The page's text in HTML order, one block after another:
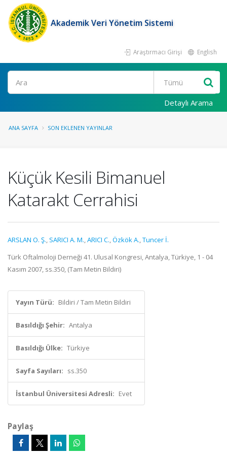
Akademik Veri Yönetim Sistemi
Araştırmacı Girişi English
Ara
Detaylı Arama
ANA SAYFA SON EKLENEN YAYINLAR
Küçük Kesili Bimanuel
Katarakt Cerrahisi
ARSLAN O. Ş., SARICI A. M.,ARICI C.,Özkök A.,Tuncer İ.
Türk Oftalmoloji Derneği 41. Ulusal Kongresi, Antalya, Türkiye, 1 - 04
Kasım 2007, ss.350, (Tam Metin Bildiri)
Yayın Türü: Bildiri / Tam Metin Bildiri
Basıldığı Şehir: Antalya
Basıldığı Ülke: Türkiye
Sayfa Sayıları: ss.350
İstanbul Üniversitesi Adresli: Evet
Paylaş